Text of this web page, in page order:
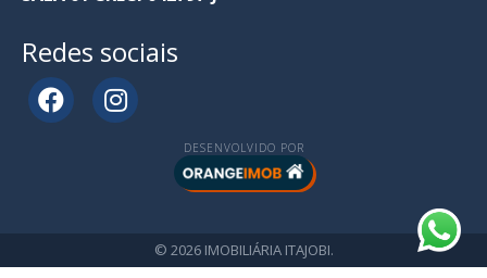
Redes sociais
DESENVOLVIDO POR
© 2026 IMOBILIÁRIA ITAJOBI.